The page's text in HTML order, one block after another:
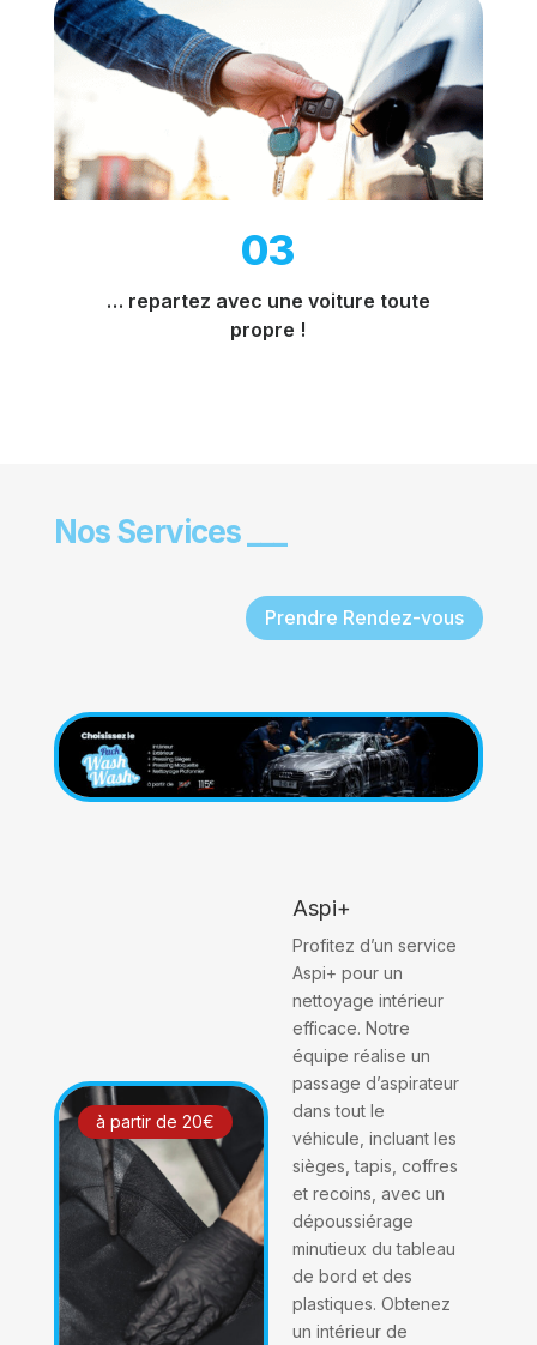
03
… repartez avec une voiture toute
propre !
Nos Services ___
Prendre Rendez-vous
à partir de 20€
Aspi+
Profitez d’un service
Aspi+ pour un
nettoyage intérieur
efficace. Notre
équipe réalise un
passage d’aspirateur
dans tout le
véhicule, incluant les
sièges, tapis, coffres
et recoins, avec un
dépoussiérage
minutieux du tableau
de bord et des
plastiques. Obtenez
un intérieur de